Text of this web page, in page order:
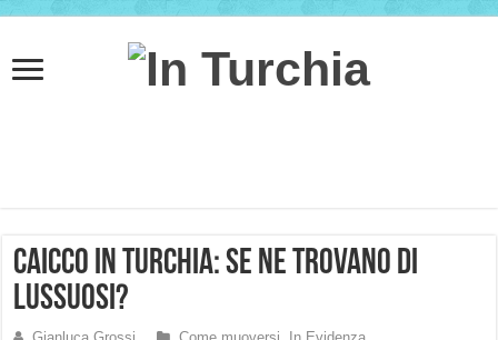
Caicco in Turchia: se ne trovano di
Lussuosi?